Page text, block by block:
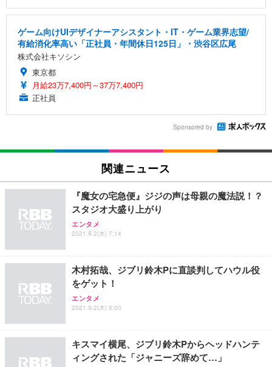
ゲーム向けUIデザイナーアシスタント・IT・ゲーム業界志望/
有給消化率高い「正社員・年間休日125日」・渋谷区広尾
株式会社キソシン
東京都
月給23万7,400円～37万7,400円
正社員
Sponsored by
関連ニュース
『魔女の宅急便』ジジの声は母親の魔法説！？
スタジオ大盛り上がり
エンタメ
2021.9.2(木) 7:14
木村拓哉、ジブリ鈴木Pに直談判してハウル役
をゲット！
エンタメ
2021.9.2(木) 5:00
キスマイ横尾、ジブリ鈴木Pからヘッドハンテ
ィングされた「ジャニーズ辞めて…」